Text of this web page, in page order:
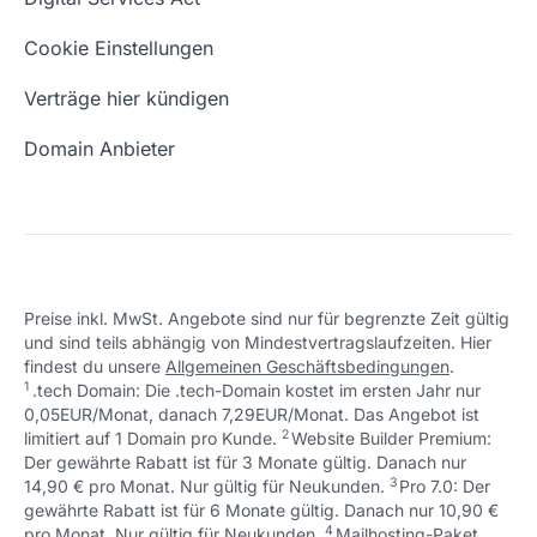
Schön, dass ich dir helfen konnte.
Tut mir leid, du erreichst uns unter:
+49 (0) 451 / 70 99 70
support@checkdomain.de
Schön, dass ich dir helfen konnte.
Tut mir leid, du erreichst uns unter:
+49 (0) 451 / 70 99 70
support@checkdomain.de
Schön, dass ich dir helfen konnte.
Tut mir leid, du erreichst uns unter:
+49 (0) 451 / 70 99 70oder
support@checkdomain.de
Schön, dass ich dir helfen konnte.
Tut mir leid, du erreichst uns unter:
+49 (0) 451 / 70 99 70oder
support@checkdomain.de
Schön, dass ich dir helfen konnte.
Tut mir leid, du erreichst uns unter:
+49 (0) 451 / 70 99 70oder
support@checkdomain.de
Domain Umzug
Wie ist meine IP?
Email Adresse erstellen
Cookie Einstellungen
Verträge hier kündigen
Domain Anbieter
Preise inkl. MwSt. Angebote sind nur für begrenzte Zeit gültig
und sind teils abhängig von Mindestvertragslaufzeiten. Hier
findest du unsere Allgemeinen Geschäftsbedingungen.
1 .tech Domain: Die .tech-Domain kostet im ersten Jahr nur
0,05EUR/Monat, danach 7,29EUR/Monat. Das Angebot ist
limitiert auf 1 Domain pro Kunde. ↩ 1
2 Website Builder Premium:
Der gewährte Rabatt ist für 3 Monate gültig. Danach nur
14,90 € pro Monat. Nur gültig für Neukunden. ↩ 1
3 Pro 7.0: Der
gewährte Rabatt ist für 6 Monate gültig. Danach nur 10,90 €
↩ 1
4